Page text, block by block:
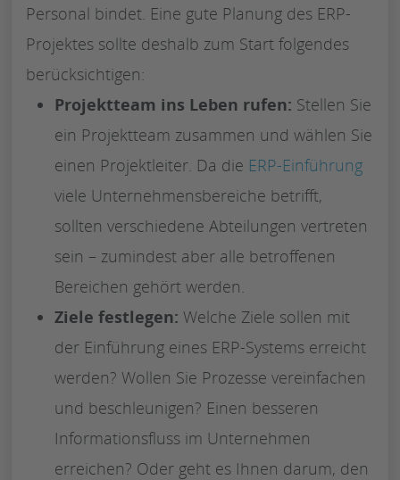
Personal bindet. Eine gute Planung des ERP-
Projektes sollte deshalb zum Start folgendes
berücksichtigen:
Projektteam ins Leben rufen: Stellen Sie
ein Projektteam zusammen und wählen Sie
einen Projektleiter. Da die ERP-Einführung
viele Unternehmensbereiche betrifft,
sollten verschiedene Abteilungen vertreten
sein – zumindest aber alle betroffenen
Bereichen gehört werden.
Ziele festlegen: Welche Ziele sollen mit
der Einführung eines ERP-Systems erreicht
werden? Wollen Sie Prozesse vereinfachen
und beschleunigen? Einen besseren
Informationsfluss im Unternehmen
erreichen? Oder geht es Ihnen darum, den